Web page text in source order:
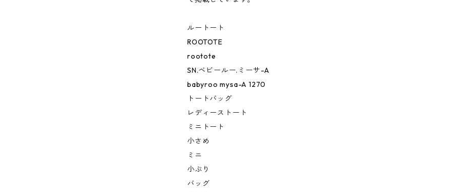
ルートート
ROOTOTE
rootote
SN.ベビールー.ミーサ-A
babyroo mysa-A 1270
トートバッグ
レディーストート
ミニトート
小さめ
ミニ
小ぶり
バッグ